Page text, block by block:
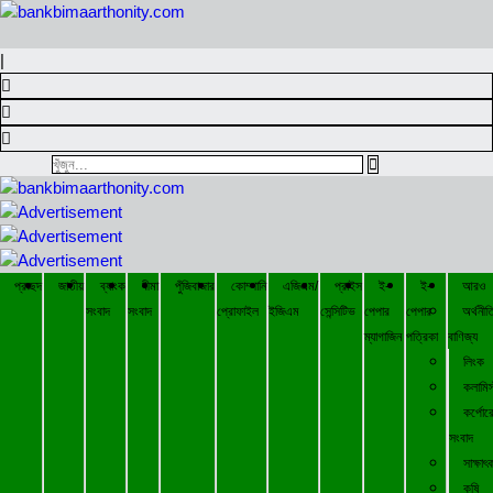
|
প্রচ্ছদ জাতীয়
ব্যাংক
সংবাদ
বীমা
সংবাদ
পুঁজিবাজার
কোম্পানি
প্রোফাইল
এজিএম/
ইজিএম
প্রাইস
সেন্সিটিভ
ই-
পেপার
ম্যাগাজিন
ই-
পেপার
পত্রিকা
আরও
বাণিজ্য
লিংক
সংবাদ
কৃষি